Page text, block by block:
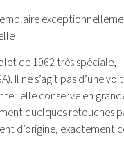
de 1962 très spéciale,
Il ne s’agit pas d’une
: elle conserve en
quelques retouches
d’origine, exactement